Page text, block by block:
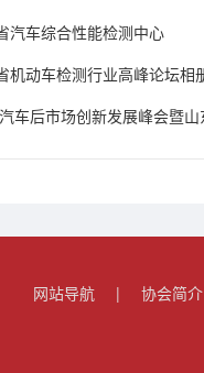
汽车综合性能检测中心
机动车检测行业高峰论坛相
车后市场创新发展峰会暨
网站导航 | 协会简介